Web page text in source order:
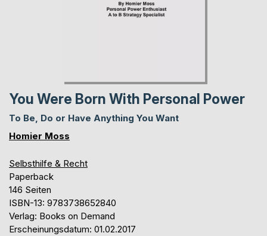
You Were Born With Personal Power
To Be, Do or Have Anything You Want
Homier Moss
Selbsthilfe & Recht
Paperback
146 Seiten
ISBN-13: 9783738652840
Verlag: Books on Demand
Erscheinungsdatum: 01.02.2017